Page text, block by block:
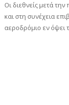
Οι διεθνείς μετά
και στη συνέχεια
αεροδρόμιο εν όψει